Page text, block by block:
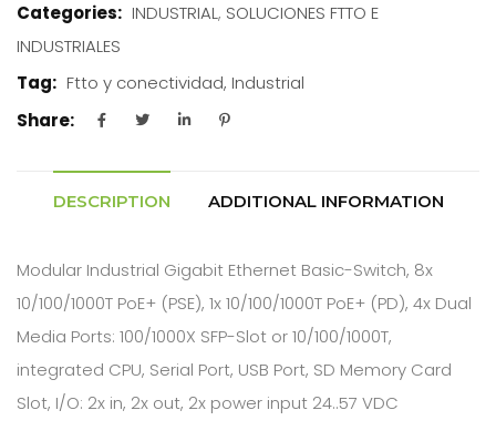
Categories: INDUSTRIAL, SOLUCIONES FTTO E
INDUSTRIALES
Tag: Ftto y conectividad, Industrial
Share:
DESCRIPTION ADDITIONAL INFORMATION
Modular Industrial Gigabit Ethernet Basic-Switch, 8x
10/100/1000T PoE+ (PSE), 1x 10/100/1000T PoE+ (PD), 4x Dual
Media Ports: 100/1000X SFP-Slot or 10/100/1000T,
integrated CPU, Serial Port, USB Port, SD Memory Card
Slot, I/O: 2x in, 2x out, 2x power input 24..57 VDC